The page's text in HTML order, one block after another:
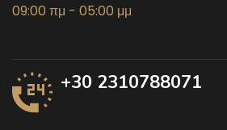
09:00 πμ - 05:00 μμ
+30 2310788071